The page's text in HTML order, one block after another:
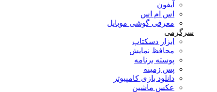
آیفون
اس ام اس
معرفی گوشی موبایل
سرگرمی
ابزار دسکتاپ
محافظ نمایش
پوسته برنامه
پس زمینه
دانلود بازی کامپیوتر
عکس ماشین